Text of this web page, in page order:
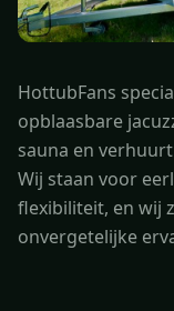
HottubFans
opblaasbare
sauna en
Wij staan voor
flexibiliteit, en wij
onvergetelijke